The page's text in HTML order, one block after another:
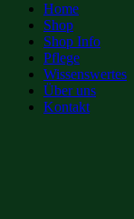
Home
Shop
Shop Info
Pflege
Wissenswertes
Über uns
Kontakt